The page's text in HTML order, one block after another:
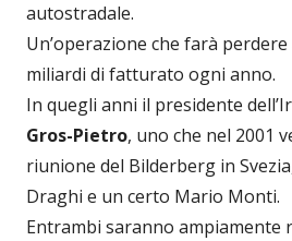
autostradale.
Un’operazione che farà
miliardi di fatturato ogni anno.
In quegli anni il presidente
Gros-Pietro, uno che nel 2001
riunione del Bilderberg in
Draghi e un certo Mario Monti.
Entrambi saranno ampiamente